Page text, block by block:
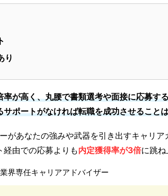
り
が高く、丸腰で書類選考や面接に応募す
ポートがなければ転職を成功させること
あなたの強みや武器を引き出すキャリア
経由での応募よりも内定獲得率が3倍に跳ね
界専任キャリアアドバイザー